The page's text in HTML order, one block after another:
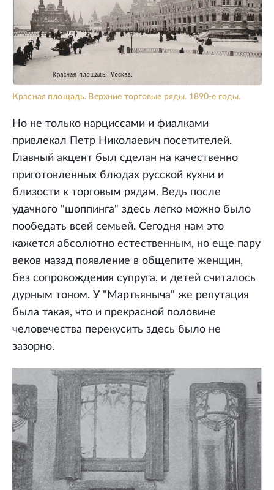
Красная площадь. Верхние торговые ряды. 1890-е годы.
Но не только нарциссами и фиалками
привлекал Петр Николаевич посетителей.
Главный акцент был сделан на качественно
приготовленных блюдах русской кухни и
близости к торговым рядам. Ведь после
удачного "шоппинга" здесь легко можно было
пообедать всей семьей. Сегодня нам это
кажется абсолютно естественным, но еще пару
веков назад появление в общепите женщин,
без сопровождения супруга, и детей считалось
дурным тоном. У "Мартьяныча" же репутация
была такая, что и прекрасной половине
человечества перекусить здесь было не
зазорно.